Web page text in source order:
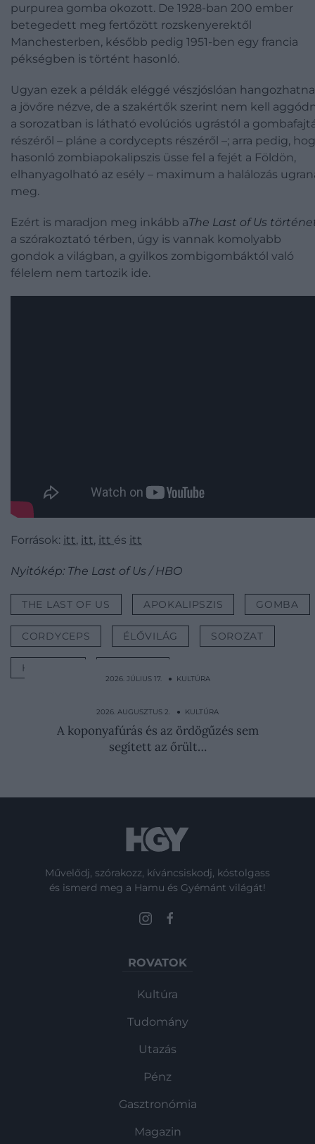
purpurea gomba okozott. De 1928-ban 200 ember
betegedett meg fertőzött rozskenyerektől
Manchesterben, később pedig 1951-ben egy francia
pékségben is történt hasonló.
Ugyan ezek a példák eléggé vészjóslóan
a jövőre nézve, de a szakértők szerint nem kell
a sorozatban is látható evolúciós ugrástól a
részéről – pláne a cordycepts részéről –; arra pedig,
hasonló zombiapokalipszis üsse fel a fejét a Földön,
elhanyagolható az esély – maximum a halálozás
meg.
Ezért is maradjon meg inkább aThe Last of Us
a szórakoztató térben, úgy is vannak komolyabb
gondok a világban, a gyilkos zombigombáktól való
félelem nem tartozik ide.
Források: itt, itt, itt és itt
Nyitókép: The Last of Us / HBO
THE LAST OF US APOKALIPSZIS GOMBA
CORDYCEPS ÉLŐVILÁG SOROZAT
HBO MAX
2026. JÚLIUS 17. ● KULTÚRA
koreai túlélő:
2026. AUGUSZTUS 2. ● KULTÚRA
A koponyafúrás és az ördögűzés sem
segített az őrült…
Művelődj, szórakozz, kíváncsiskodj, kóstolgass
és ismerd meg a Hamu és Gyémánt világát!
ROVATOK
Kultúra
Tudomány
Utazás
Pénz
Gasztronómia
Magazin